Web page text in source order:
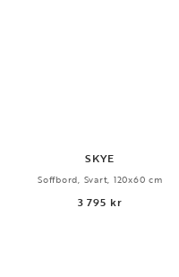
SKYE
Soffbord, Svart, 120x60 cm
3 795 kr